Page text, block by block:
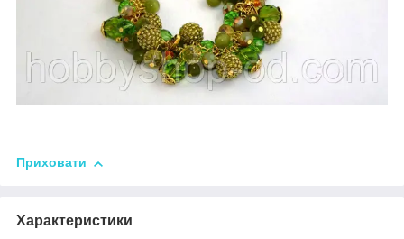
Приховати
Характеристики